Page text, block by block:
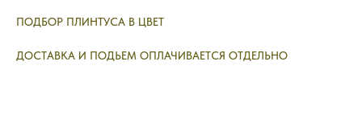
ПОДБОР ПЛИНТУСА В ЦВЕТ
ДОСТАВКА И ПОДЬЕМ ОПЛАЧИВАЕТСЯ ОТДЕЛЬНО